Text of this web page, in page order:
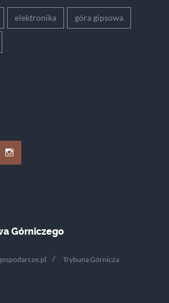
elektronika góra gipsowa
Górniczego
Trybuna Górnicza